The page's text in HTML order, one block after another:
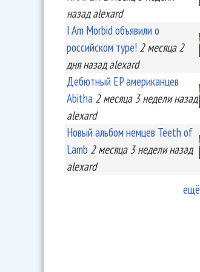
назад alexard
I Am Morbid объявили о
российском туре! 2 месяца 2
дняназад alexard
Дебютный EP американцев
Abitha 2 месяца 3 неделиназад
alexard
Новый альбом немцев Teeth of
Lamb 2 месяца 3 неделиназад
alexard
ещё